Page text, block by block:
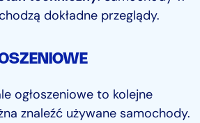
dokładne przeglądy.
ogłoszeniowe to kolejne
znaleźć używane samochody.